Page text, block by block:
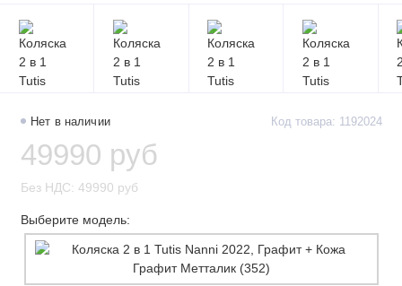
Нет в наличии Код товара: 1192024
49990 руб
Без НДС: 49990 руб
Выберите модель: